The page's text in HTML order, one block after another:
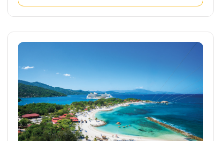
Serenade Of The Seas
Symphony Of The Seas
Utopia Of The Seas
Vision Of The Seas
Voyager Of The Seas